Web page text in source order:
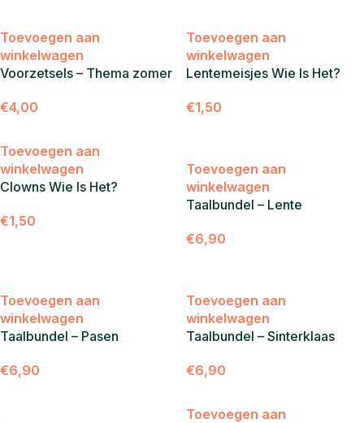
Toevoegen aan
winkelwagen
Voorzetsels – Thema zomer
€4,00
Toevoegen aan
winkelwagen
Lentemeisjes Wie Is Het?
€1,50
Toevoegen aan
winkelwagen
Clowns Wie Is Het?
€1,50
Toevoegen aan
winkelwagen
Taalbundel – Lente
€6,90
Toevoegen aan
winkelwagen
Taalbundel – Pasen
€6,90
Toevoegen aan
winkelwagen
Taalbundel – Sinterklaas
€6,90
Toevoegen aan